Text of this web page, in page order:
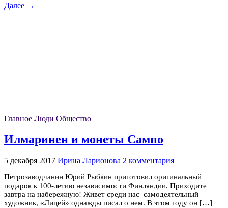
Далее →
Главное Люди Общество
Илмаринен и монеты Сампо
5 декабря 2017 Ирина Ларионова 2 комментария
Петрозаводчанин Юрий Рыбкин приготовил оригинальный
подарок к 100-летию независимости Финляндии. Приходите
завтра на набережную! Живет среди нас самодеятельный
художник, «Лицей» однажды писал о нем. В этом году он […]